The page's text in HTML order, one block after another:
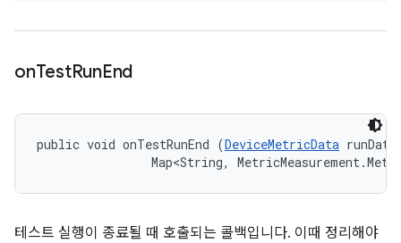
onTestRunEnd
public void onTestRunEnd (DeviceMetricData
Map<String,
테스트 실행이 종료될 때 호출되는 콜백입니다. 이때 정리해야